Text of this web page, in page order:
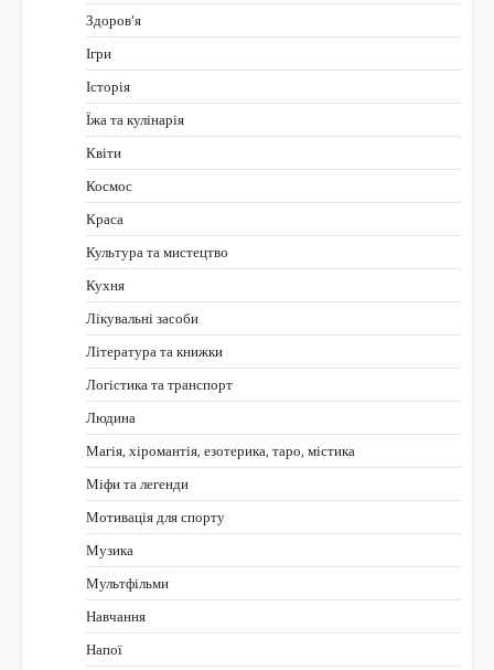
Здоров'я
Ігри
Історія
Їжа та кулінарія
Квіти
Космос
Краса
Культура та мистецтво
Кухня
Лікувальні засоби
Література та книжки
Логістика та транспорт
Людина
Магія, хіромантія, езотерика, таро, містика
Міфи та легенди
Мотивація для спорту
Музика
Мультфільми
Навчання
Напої